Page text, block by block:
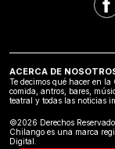
ACERCA DE
Te decimos qué hacer en la
comida, antros, bares,
teatral y todas las noticias
©2026 Derechos
Chilango es una marca
Digital.